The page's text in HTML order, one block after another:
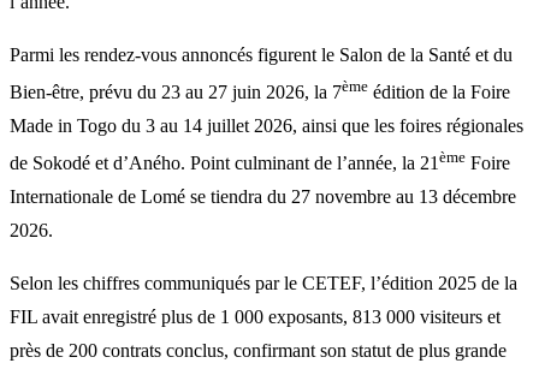
Parmi les rendez-vous annoncés figurent le Salon de la Santé et du
Bien-être, prévu du 23 au 27 juin 2026, la 7ème édition de la Foire
Made in Togo du 3 au 14 juillet 2026, ainsi que les foires régionales
de Sokodé et d’Aného. Point culminant de l’année, la 21 ème Foire
Internationale de Lomé se tiendra du 27 novembre au 13 décembre
2026.
Selon les chiffres communiqués par le CETEF, l’édition 2025 de la
FIL avait enregistré plus de 1 000 exposants, 813 000 visiteurs et
près de 200 contrats conclus, confirmant son statut de plus grande